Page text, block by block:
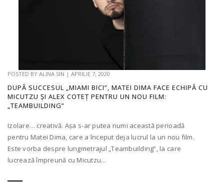
POSTED BY ALINA SIN | APRILIE 7, 2020
DUPĂ SUCCESUL „MIAMI BICI”, MATEI DIMA FACE ECHIPĂ CU
MICUTZU ȘI ALEX COTEȚ PENTRU UN NOU FILM:
„TEAMBUILDING”
Izolare… creativă. Așa s-ar putea numi această perioadă
pentru Matei Dima, care a început deja lucrul la un nou film.
Este vorba despre lungmetrajul „Teambuilding”, la care
lucrează împreună cu Micutzu...